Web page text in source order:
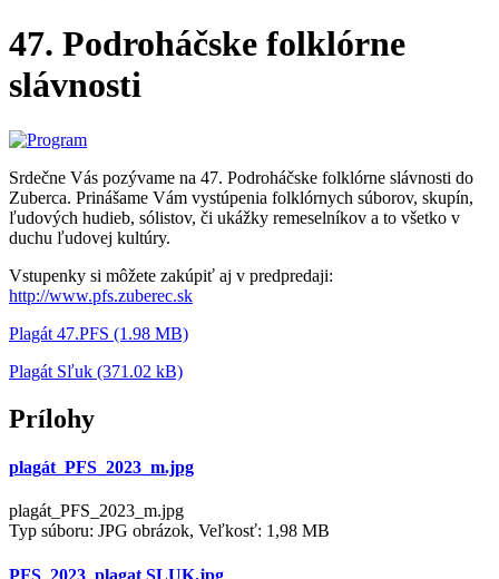
47. Podroháčske folklórne
slávnosti
Srdečne Vás pozývame na 47. Podroháčske folklórne slávnosti do
Zuberca. Prinášame Vám vystúpenia folklórnych súborov, skupín,
ľudových hudieb, sólistov, či ukážky remeselníkov a to všetko v
duchu ľudovej kultúry.
Vstupenky si môžete zakúpiť aj v predpredaji:
http://www.pfs.zuberec.sk
Plagát 47.PFS (1.98 MB)
Plagát Sľuk (371.02 kB)
Prílohy
plagát_PFS_2023_m.jpg
plagát_PFS_2023_m.jpg
Typ súboru: JPG obrázok, Veľkosť: 1,98 MB
PFS_2023_plagat SLUK.jpg